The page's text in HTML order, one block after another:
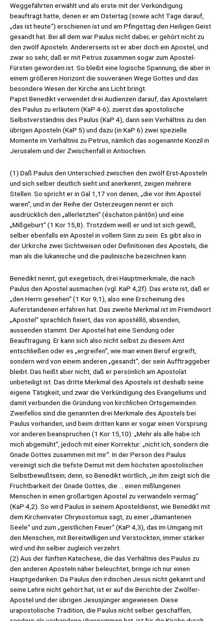
Weggefährten erwählt und als erste mit der Verkündigung
beauftragt hatte, denen er am Ostertag (sowie acht Tage darauf,
„das ist heute“) erschienen ist und am Pfingsttag den Heiligen Geist
gesandt hat. Bei all dem war Paulus nicht dabei; er gehört nicht zu
den zwölf Aposteln. Andererseits ist er aber doch ein Apostel, und
zwar so sehr, daß er mit Petrus zusammen sogar zum Apostel-
Fürsten geworden ist. So bleibt eine logische Spannung, die aber in
einem größeren Horizont die souveränen Wege Gottes und das
besondere Wesen der Kirche ans Licht bringt.
Papst Benedikt verwendet drei Audienzen darauf, das Apostelamt
des Paulus zu erläutern (KaP 4-6); zuerst das apostolische
Selbstverständnis des Paulus (KaP 4), dann sein Verhältnis zu den
übrigen Aposteln (KaP 5) und dazu (in KaP 6) zwei spezielle
Momente im Verhältnis zu Petrus, nämlich das sogenannte Konzil in
Jerusalem und der Zwischenfall in Antiochien.
(1) Daß Paulus den Unterschied zwischen den zwölf Erst-Aposteln
und sich selber deutlich sieht und anerkennt, zeigen mehrere
Stellen. So spricht er in Gal 1,17 von denen, „die vor ihm Apostel
waren“, und in der Reihe der Osterzeugen nennt er sich
ausdrücklich den „allerletzten“ (éschaton pántōn) und eine
„Mißgeburt“ (1 Kor 15,8). Trotzdem weiß er und ist sich gewiß,
selber ebenfalls ein Apostel in vollem Sinn zu sein. Es gibt also in
der Urkirche zwei Sichtweisen oder Definitionen des Apostels, die
man als die lukanische und die paulinische bezeichnen kann.
Benedikt nennt, gut exegetisch, drei Hauptmerkmale, die nach
Paulus den Apostel ausmachen (vgl. KaP 4,2f). Das erste ist, daß er
„den Herrn gesehen“ (1 Kor 9,1), also eine Erscheinung des
Auferstandenen erfahren hat. Das zweite Merkmal ist im Fremdwort
„Apostel“ sprachlich fixiert, das von apostéllō, absenden,
aussenden stammt. Der Apostel hat eine Sendung oder
Beauftragung. Er kann sich also nicht selbst zu diesem Amt
entschließen oder es „ergreifen“, wie man einen Beruf ergreift,
sondern wird von einem anderen „gesandt“, der sein Aufftraggeber
bleibt. Das heißt aber nicht, daß er persönlich am Apostolat
unbeteiligt ist. Das dritte Merkmal des Apostels ist deshalb seine
eigene Tätigkeit, und zwar die Verkündigung des Evangeliums und
damit verbunden die Gründung von kirchlichen Ortsgemeinden.
Zweifellos sind die genannten drei Merkmale des Apostels bei
Paulus vorhanden, und beim dritten kann er sogar einen Vorsprung
vor anderen beanspruchen (1 Kor 15,10): „Mehr als alle habe ich
mich abgemüht“, jedoch mit einer Korrektur: „nicht ich, sondern die
Gnade Gottes zusammen mit mir“. In der Person des Paulus
vereinigt sich die tiefste Demut mit dem höchsten apostolischen
Selbstbewußtsein; denn, so Benedikt wörtlich, „in ihm zeigt sich die
Fruchtbarkeit der Gnade Gottes, die … einen mißlungenen
Menschen in einen großartigen Apostel zu verwandeln vermag“
(KaP 4,2). So wird Paulus in seinem Aposteldienst, wie Benedikt mit
dem Kirchenvater Chrysostomus sagt, zu einer „diamantenen
Seele“ und zum „geistlichen Feuer“ (KaP 4,3), das im Umgang mit
den Menschen, mit Bereitwilligen und Verstockten, immer stärker
wird und ihn selber zugleich verzehrt.
(2) Aus der fünften Katechese, die das Verhältnis des Paulus zu
den anderen Aposteln näher beleuchtet, bringe ich nur einen
Hauptgedanken. Da Paulus den irdischen Jesus nicht gekannt und
seine Lehre nicht gehört hat, ist er auf die Berichte der Zwölfer-
Apostel und der übrigen Jesusjünger angewiesen. Diese
urapostolische Tradition, die Paulus nicht selber geschaffen,